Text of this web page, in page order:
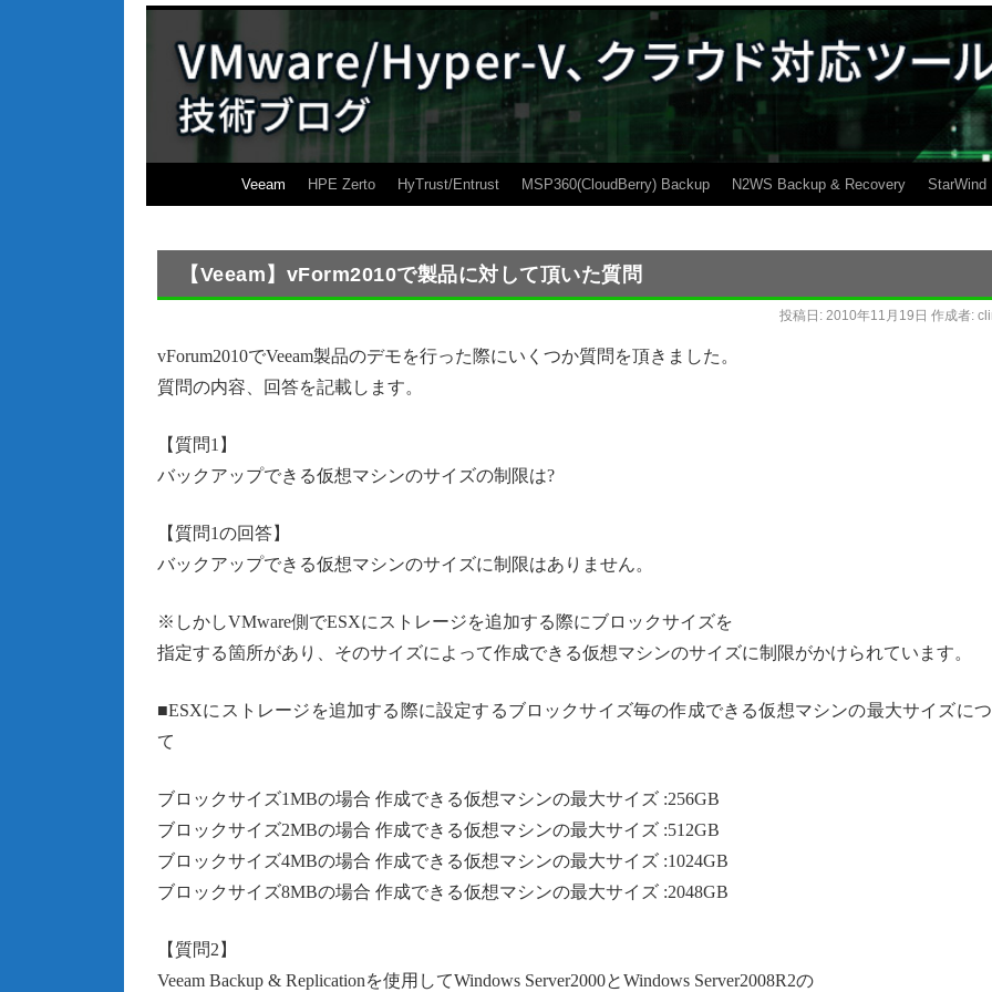
Veeam HPE Zerto HyTrust/Entrust MSP360(CloudBerry) Backup N2WS Backup & Recovery StarWind
【Veeam】vForm2010で製品に対して頂いた質問
投稿日: 2010年11月19日 作成者:
vForum2010でVeeam製品のデモを行った際にいくつか質問を頂きました。
質問の内容、回答を記載します。
【質問1】
バックアップできる仮想マシンのサイズの制限は?
【質問1の回答】
バックアップできる仮想マシンのサイズに制限はありません。
※しかしVMware側でESXにストレージを追加する際にブロックサイズを
指定する箇所があり、そのサイズによって作成できる仮想マシンのサイズに制限がかけられています。
■ESXにストレージを追加する際に設定するブロックサイズ毎の作成できる仮想マシンの最大サイズに
て
ブロックサイズ1MBの場合 作成できる仮想マシンの最大サイズ :256GB
ブロックサイズ2MBの場合 作成できる仮想マシンの最大サイズ :512GB
ブロックサイズ4MBの場合 作成できる仮想マシンの最大サイズ :1024GB
ブロックサイズ8MBの場合 作成できる仮想マシンの最大サイズ :2048GB
【質問2】
Veeam Backup & Replicationを使用してWindows Server2000とWindows Server2008R2の